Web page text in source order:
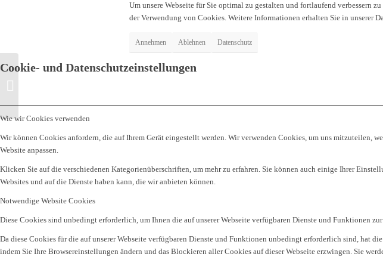
Um unsere Webseite für Sie optimal zu gestalten und fortlaufend verbessern
der Verwendung von Cookies. Weitere Informationen erhalten Sie in unserer
Annehmen Ablehnen Datenschutz
Cookie- und Datenschutzeinstellungen
Wie wir Cookies verwenden
Wir können Cookies anfordern, die auf Ihrem Gerät eingestellt werden. Wir verwenden Cookies, um uns mitzuteilen,
Website anpassen.
Klicken Sie auf die verschiedenen Kategorienüberschriften, um mehr zu erfahren. Sie können auch einige Ihrer
Websites und auf die Dienste haben kann, die wir anbieten können.
Notwendige Website Cookies
Diese Cookies sind unbedingt erforderlich, um Ihnen die auf unserer Webseite verfügbaren Dienste und Funktionen
Da diese Cookies für die auf unserer Webseite verfügbaren Dienste und Funktionen unbedingt erforderlich sind, hat
indem Sie Ihre Browsereinstellungen ändern und das Blockieren aller Cookies auf dieser Webseite erzwingen. Sie